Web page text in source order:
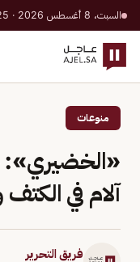
السبت، 8 أغسطس 2026 · 25 صفر 1448 هـ
منوعات
آلام في الكتف
فريق التحرير